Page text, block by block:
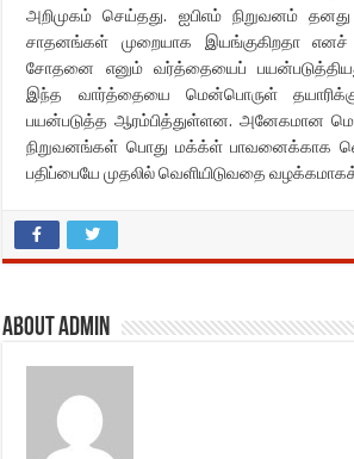
அறிமுகம் செய்தது. ஐபிஎம் நிறுவனம்
சாதனங்கள் முறையாக இயங்குகிறதா எனச்
சோதனை எனும் வர்த்தையைப்
இந்த வார்த்தையை மென்பொருள்
பயன்படுத்த ஆரம்பித்துள்ளன. அனேகமான
நிறுவனங்கள் பொது மக்க்ள் பாவனைக்காக
பதிப்பையே முதலில் வெளியிடுவதை
About admin